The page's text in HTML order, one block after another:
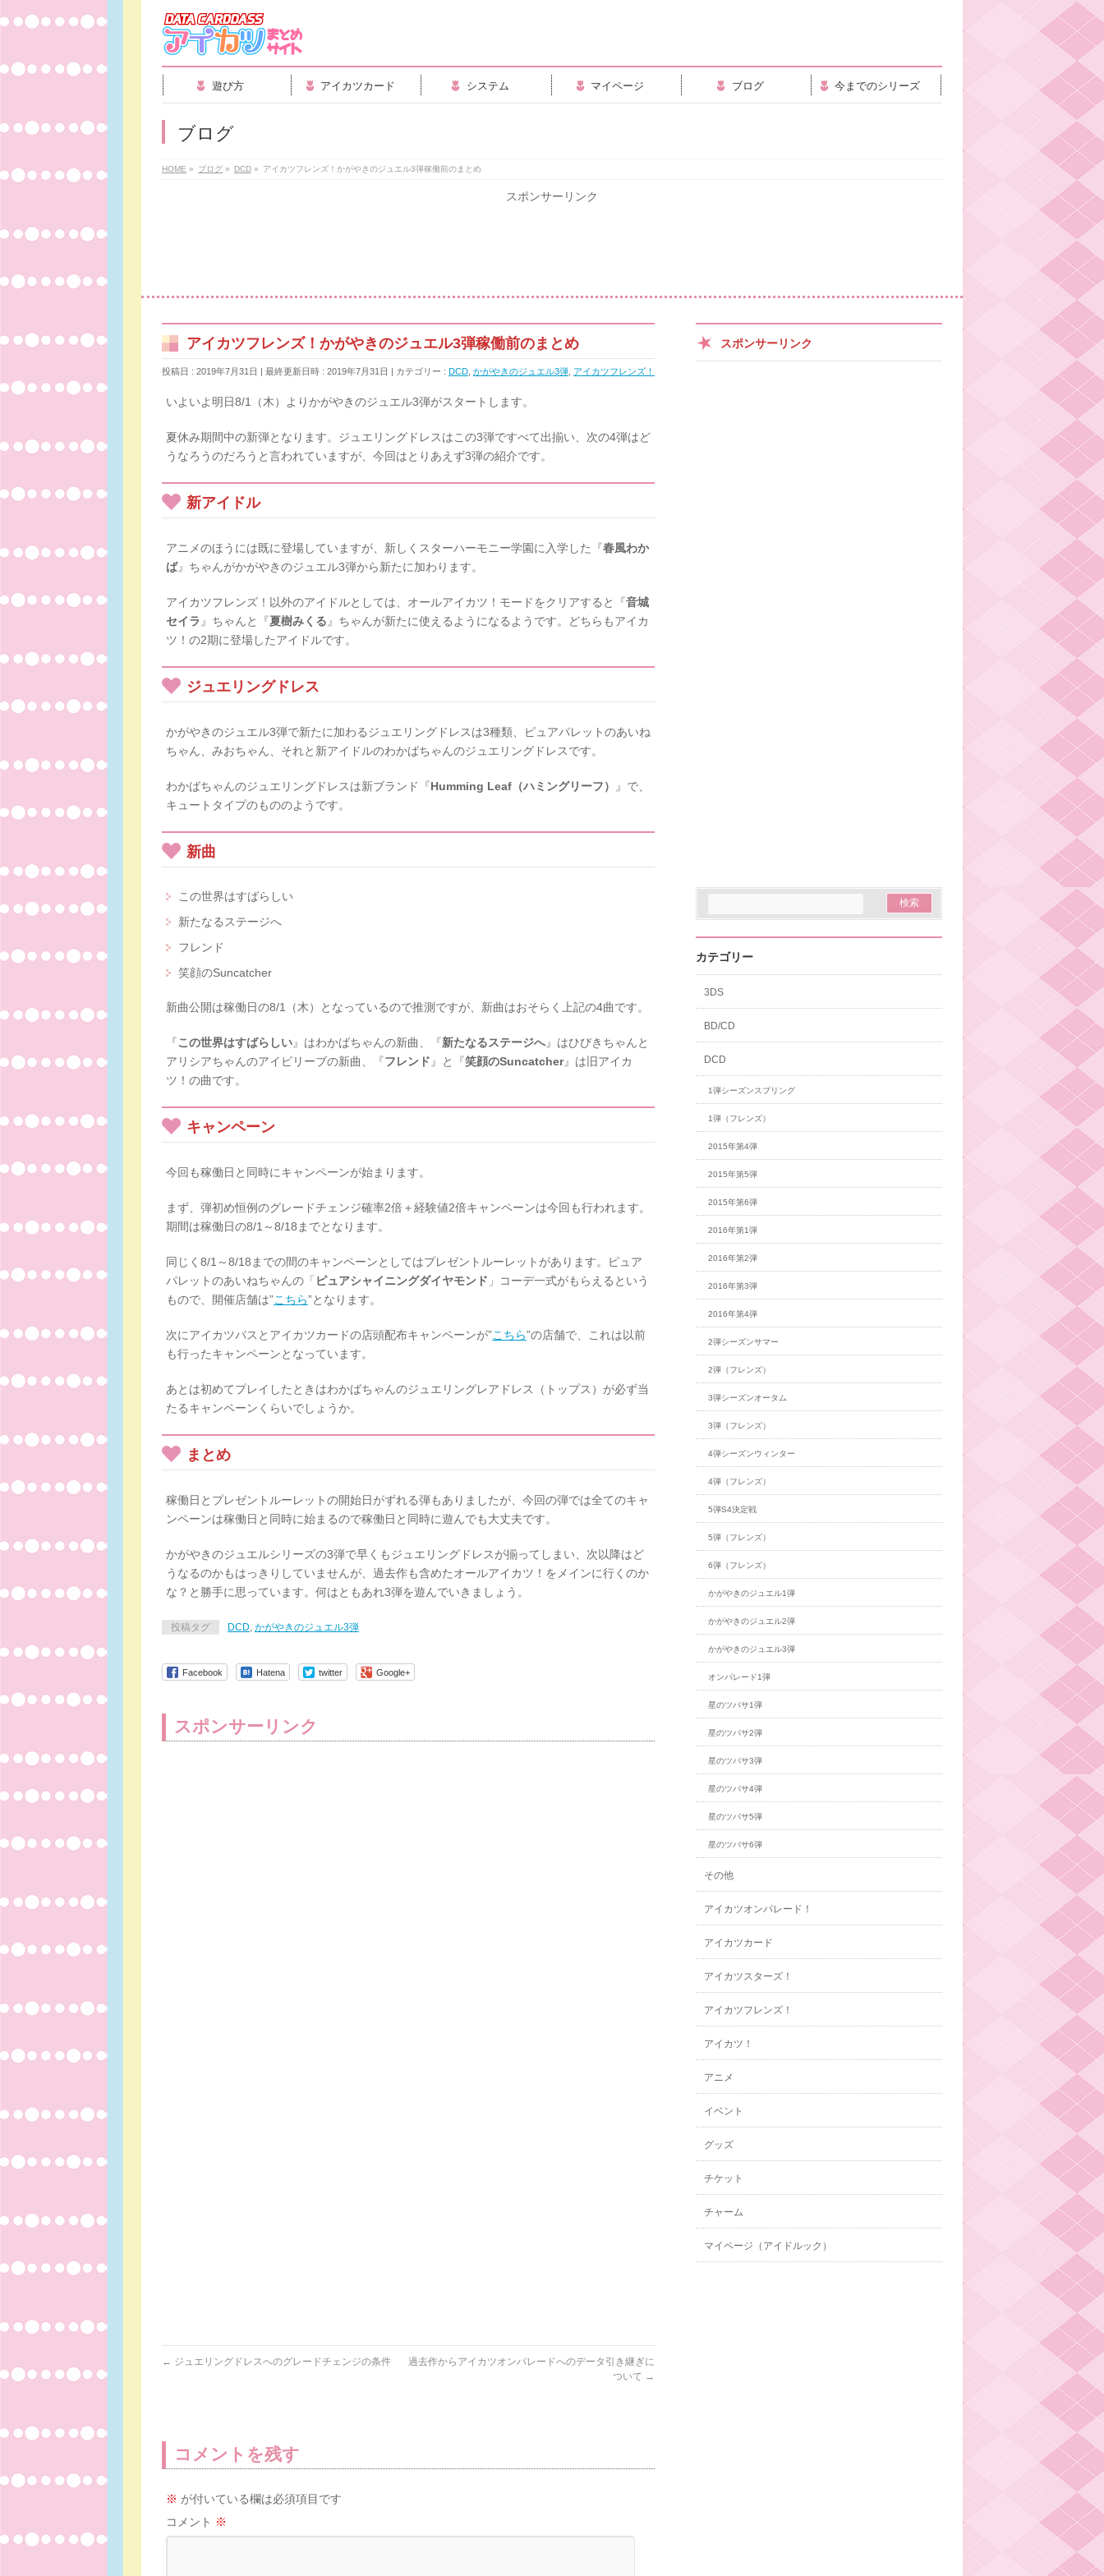
遊び方 アイカツカード システム マイページ ブログ 今までのシリーズ
ブログ
HOME » ブログ » DCD » アイカツフレンズ！かがやきのジュエル3弾稼働前のまとめ
スポンサーリンク
アイカツフレンズ！かがやきのジュエル3弾稼働前のまとめ
投稿日 : 2019年7月31日 最終更新日時 : 2019年7月31日 カテゴリー : DCD かがやきのジュエル3弾 アイカツフレンズ！
いよいよ明日8/1（木）よりかがやきのジュエル3弾がスタートします。
夏休み期間中の新弾となります。ジュエリングドレスはこの3弾ですべて出揃い、次の4弾はど
うなろうのだろうと言われていますが、今回はとりあえず3弾の紹介です。
新アイドル
アニメのほうには既に登場していますが、新しくスターハーモニー学園に入学した『春風わか
ば』ちゃんがかがやきのジュエル3弾から新たに加わります。
アイカツフレンズ！以外のアイドルとしては、オールアイカツ！モードをクリアすると『音城
セイラ 』ちゃんと『夏樹みくる 』ちゃんが新たに使えるようになるようです。どちらもアイカ
ツ！の2期に登場したアイドルです。
ジュエリングドレス
かがやきのジュエル3弾で新たに加わるジュエリングドレスは3種類、ピュアパレットのあいね
ちゃん、みおちゃん、それと新アイドルのわかばちゃんのジュエリングドレスです。
わかばちゃんのジュエリングドレスは新ブランド『Humming Leaf（ハミングリーフ）
』で、
キュートタイプのもののようです。
新曲
この世界はすばらしい
新たなるステージへ
フレンド
笑顔のSuncatcher
新曲公開は稼働日の8/1（木）となっているので推測ですが、新曲はおそらく上記の4曲です。
『この世界はすばらしい』はわかばちゃんの新曲、『新たなるステージへ』はひびきちゃんと
アリシアちゃんのアイビリーブの新曲、『フレンド 』と『笑顔のSuncatcher』は旧アイカ
ツ！の曲です。
キャンペーン
今回も稼働日と同時にキャンペーンが始まります。
まず、弾初め恒例のグレードチェンジ確率2倍＋経験値2倍キャンペーンは今回も行われます。
期間は稼働日の8/1～8/18までとなります。
同じく8/1～8/18までの間のキャンペーンとしてはプレゼントルーレットがあります。ピュア
パレットのあいねちゃんの「 ピュアシャイニングダイヤモンド 」コーデ一式がもらえるという
もので、開催店舗は”こちら”となります。
次にアイカツパスとアイカツカードの店頭配布キャンペーンが”こちら”の店舗で、これは以前
も行ったキャンペーンとなっています。
あとは初めてプレイしたときはわかばちゃんのジュエリングレアドレス（トップス）が必ず当
たるキャンペーンくらいでしょうか。
まとめ
稼働日とプレゼントルーレットの開始日がずれる弾もありましたが、今回の弾では全てのキャ
ンペーンは稼働日と同時に始まるので稼働日と同時に遊んでも大丈夫です。
かがやきのジュエルシリーズの3弾で早くもジュエリングドレスが揃ってしまい、次以降はど
うなるのかもはっきりしていませんが、過去作も含めたオールアイカツ！をメインに行くのか
な？と勝手に思っています。何はともあれ3弾を遊んでいきましょう。
投稿タグ DCD, かがやきのジュエル3弾
Facebook Hatena twitter Google+
スポンサーリンク
← ジュエリングドレスへのグレードチェンジの条件
過去作からアイカツオンパレードへのデータ引き継ぎに
ついて →
コメントを残す
※ が付いている欄は必須項目です
コメント ※
スポンサーリンク
カテゴリー
3DS
BD/CD
DCD
1弾シーズンスプリング
1弾（フレンズ）
2015年第4弾
2015年第5弾
2015年第6弾
2016年第1弾
2016年第2弾
2016年第3弾
2016年第4弾
2弾シーズンサマー
2弾（フレンズ）
3弾シーズンオータム
3弾（フレンズ）
4弾シーズンウィンター
4弾（フレンズ）
5弾S4決定戦
5弾（フレンズ）
6弾（フレンズ）
かがやきのジュエル1弾
かがやきのジュエル2弾
かがやきのジュエル3弾
オンパレード1弾
星のツバサ1弾
星のツバサ2弾
星のツバサ3弾
星のツバサ4弾
星のツバサ5弾
星のツバサ6弾
その他
アイカツオンパレード！
アイカツカード
アイカツスターズ！
アイカツフレンズ！
アイカツ！
アニメ
イベント
グッズ
チケット
チャーム
マイページ（アイドルック）